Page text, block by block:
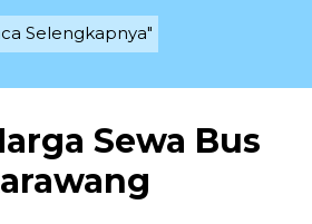
Selengkapnya"
Sewa Bus